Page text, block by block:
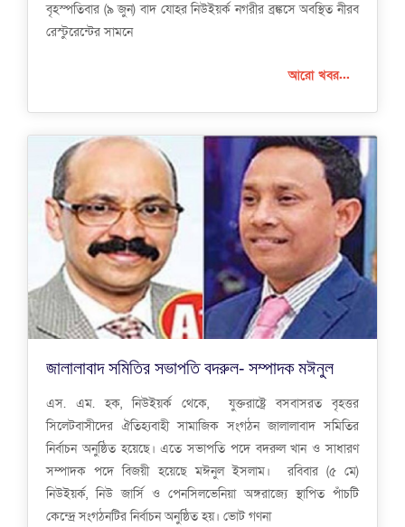
বৃহস্পতিবার (৯ জুন) বাদ যোহর নিউইয়র্ক নগরীর ব্রঙ্কসে অবস্থিত নীরব
রেস্টুরেন্টের সামনে
আরো খবর...
জালালাবাদ সমিতির সভাপতি বদরুল- সম্পাদক মঈনুল
এস. এম. হক, নিউইয়র্ক থেকে, যুক্তরাষ্ট্রে বসবাসরত বৃহত্তর
সিলেটবাসীদের ঐতিহ্যবাহী সামাজিক সংগঠন জালালাবাদ সমিতির
নির্বাচন অনুষ্ঠিত হয়েছে। এতে সভাপতি পদে বদরুল খান ও সাধারণ
সম্পাদক পদে বিজয়ী হয়েছে মঈনুল ইসলাম। রবিবার (৫ মে)
নিউইয়র্ক, নিউ জার্সি ও পেনসিলভেনিয়া অঙ্গরাজ্যে স্থাপিত পাঁচটি
কেন্দ্রে সংগঠনটির নির্বাচন অনুষ্ঠিত হয়। ভোট গণনা